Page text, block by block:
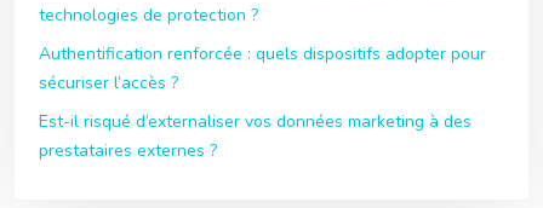
technologies de protection ?
Authentification renforcée : quels dispositifs adopter pour
sécuriser l’accès ?
Est-il risqué d’externaliser vos données marketing à des
prestataires externes ?